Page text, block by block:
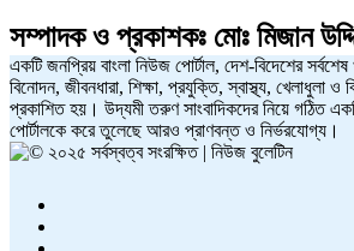
সম্পাদক ও প্রকাশকঃ মোঃ মিজান
একটি জনপ্রিয় বাংলা নিউজ পোর্টাল, দেশ-বিদেশের সর্বশেষ
বিনোদন, জীবনধারা, শিক্ষা, প্রযুক্তি, স্বাস্থ্য, খেলাধুলা ও
প্রকাশিত হয়। উদ্যমী তরুণ সাংবাদিকদের নিয়ে গঠিত
পোর্টালকে করে তুলেছে আরও প্রাণবন্ত ও নির্ভরযোগ্য।